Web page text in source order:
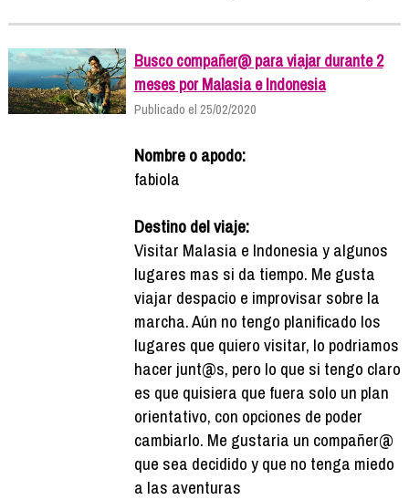
Busco compañer@ para viajar durante 2
meses por Malasia e Indonesia
Publicado el 25/02/2020
Nombre o apodo:
fabiola
Destino del viaje:
Visitar Malasia e Indonesia y algunos
lugares mas si da tiempo. Me gusta
viajar despacio e improvisar sobre la
marcha. Aún no tengo planificado los
lugares que quiero visitar, lo podriamos
hacer junt@s, pero lo que si tengo claro
es que quisiera que fuera solo un plan
orientativo, con opciones de poder
cambiarlo. Me gustaria un compañer@
que sea decidido y que no tenga miedo
a las aventuras